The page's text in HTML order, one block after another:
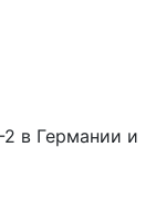
в Германии и